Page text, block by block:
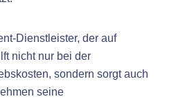
Dienstleister, der auf
nicht nur bei der
sondern sorgt auch
seine